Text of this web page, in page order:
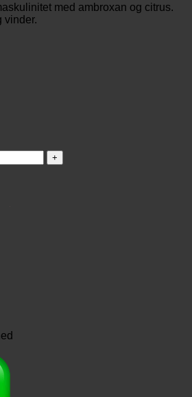
til
399,00 kr.
med ambroxan og citrus.
vinder.